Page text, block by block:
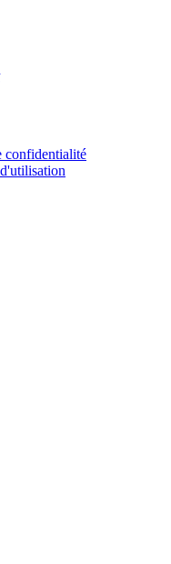
confidentialité